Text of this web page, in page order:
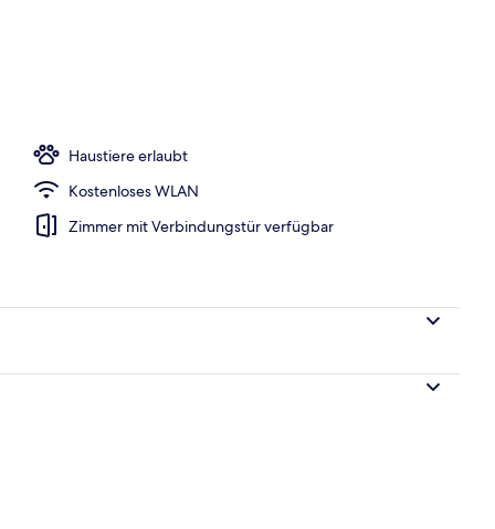
Haustiere erlaubt
Kostenloses WLAN
Zimmer mit Verbindungstür verfügbar